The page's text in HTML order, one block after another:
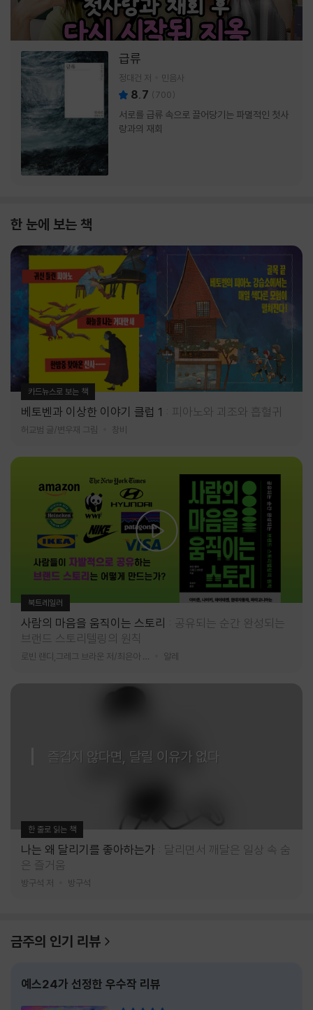
급류
정대건 저 민음사
8.7 (700)
서로를 급류 속으로 끌어당기는 파멸적인 첫사
랑과의 재회
한 눈에 보는 책
카드뉴스로 보는 책
베토벤과 이상한 이야기 클럽 1 피아노와 괴조와 흡혈귀
허교범 글/변우재 그림 창비
북트레일러
사람의 마음을 움직이는 스토리
공유되는 순간 완성되는
브랜드 스토리텔링의 원칙
알레
즐겁지 않다면, 달릴 이유가 없다
한 줄로 읽는 책
나는 왜 달리기를 좋아하는가
달리면서 깨달은 일상 속 숨
은 즐거움
방구석 저 방구석
금주의 인기 리뷰
예스24가 선정한 우수작 리뷰